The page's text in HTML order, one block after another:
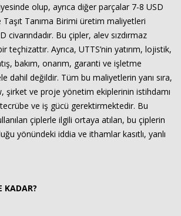
olup, ayrıca diğer parçalar 7-8 USD
Taşıt Tanıma Birimi üretim maliyetleri
civarındadır. Bu çipler, alev sızdırmaz
teçhizattır. Ayrıca, UTTS’nin yatırım, lojistik,
bakım, onarım, garanti ve işletme
dahil değildir. Tüm bu maliyetlerin yanı sıra,
şirket ve proje yönetim ekiplerinin istihdamı
tecrübe ve iş gücü gerektirmektedir. Bu
çiplerle ilgili ortaya atılan, bu çiplerin
yönündeki iddia ve ithamlar kasıtlı, yanlı
KADAR?